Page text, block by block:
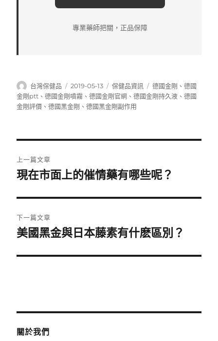
專業藥師把關，正品保障
作
者
台灣保健品
發
佈
日
2019-05-13
分
類
保健品資訊
標
籤
德國金剛 、德國
金剛ptt 、德國金剛噴霧 、德國金剛官網 、德國金剛持久液 、德國
金剛評價 、德國黑金剛 、德國黑金剛副作用
章
覽
上一篇文章
上
篇
文
章:
現在市面上的催情藥有哪些呢？
下一篇文章
下
篇
美國黑金與日本藤素有什麽區別？
關於我們